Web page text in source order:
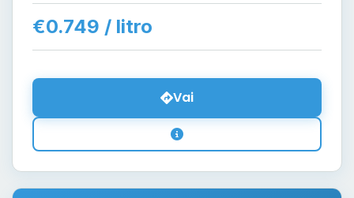
€0.749 / litro
Vai